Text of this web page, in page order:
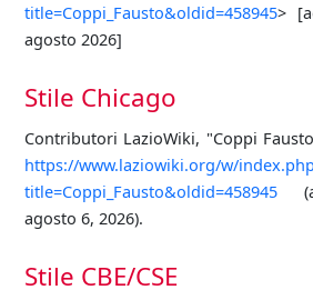
title=Coppi_Fausto&oldid=458945>
agosto 2026]
Stile Chicago
Contributori LazioWiki, "Coppi
https://www.laziowiki.org/w/
title=Coppi_Fausto&oldid=458945
agosto 6, 2026).
Stile CBE/CSE